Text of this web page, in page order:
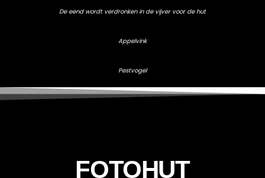
De eend wordt verdronken in de vijver voor de hut
Appelvink
Pestvogel
FOTOHUT